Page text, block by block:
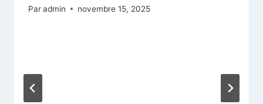
Paradmin novembre 15, 2025